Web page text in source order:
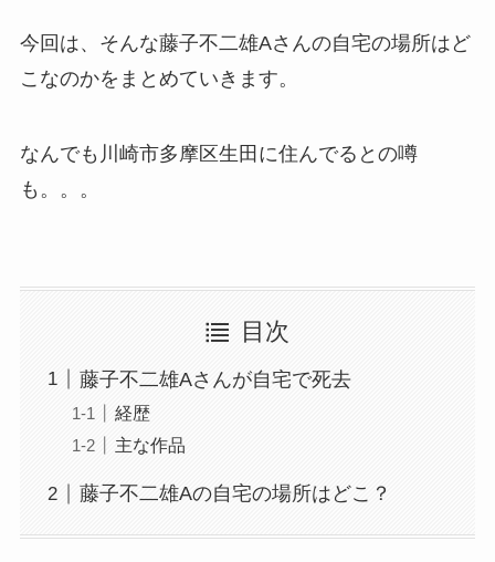
今回は、そんな藤子不二雄Aさんの自宅の場所はど
こなのかをまとめていきます。
なんでも川崎市多摩区生田に住んでるとの噂
も。。。
目次
藤子不二雄Aさんが自宅で死去
経歴
主な作品
藤子不二雄Aの自宅の場所はどこ？